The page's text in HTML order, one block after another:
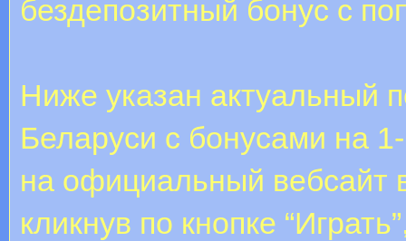
бездепозитный бонус с
Ниже указан актуальный
Беларуси с бонусами на
на официальный вебсайт
кликнув по кнопке